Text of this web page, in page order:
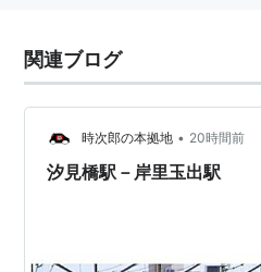
関連ブログ
時次郎の本拠地 • 20時間前
汐見橋駅－岸里玉出駅